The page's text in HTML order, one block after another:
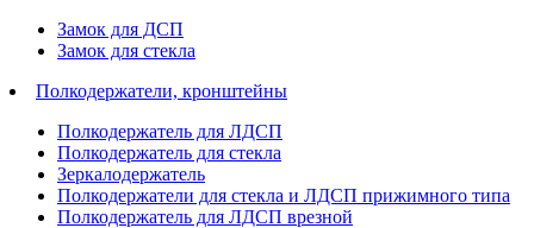
Замок для ДСП
Замок для стекла
Полкодержатели, кронштейны
Полкодержатель для ЛДСП
Полкодержатель для стекла
Зеркалодержатель
Полкодержатели для стекла и ЛДСП прижимного типа
Полкодержатель для ЛДСП врезной